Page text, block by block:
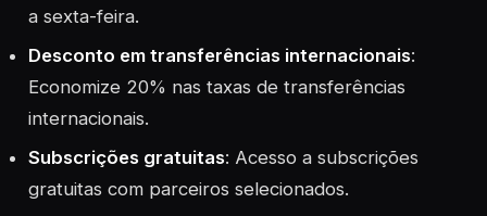
a sexta-feira.
Desconto em transferências internacionais:
Economize 20% nas taxas de transferências
internacionais.
Subscrições gratuitas: Acesso a subscrições
gratuitas com parceiros selecionados.